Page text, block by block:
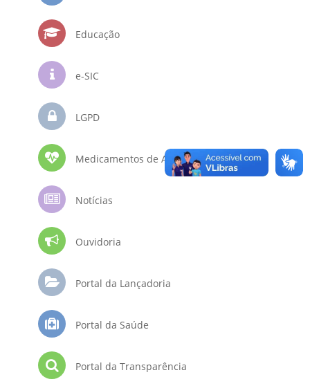
Educação
e-SIC
LGPD
Medicamentos de Alto Custo
Notícias
Ouvidoria
Portal da Lançadoria
Portal da Saúde
Portal da Transparência